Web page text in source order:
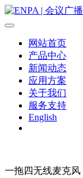
网站首页
产品中心
新闻动态
应用方案
关于我们
服务支持
English
一拖四无线麦克